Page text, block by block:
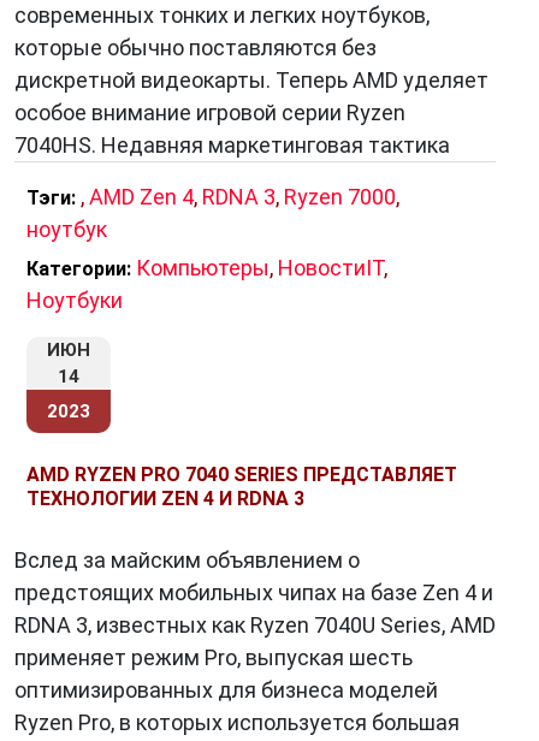
современных тонких и легких ноутбуков,
которые обычно поставляются без
дискретной видеокарты. Теперь AMD уделяет
особое внимание игровой серии Ryzen
7040HS. Недавняя маркетинговая тактика
Тэги: ,AMD Zen 4, RDNA 3, Ryzen 7000,
ноутбук
Категории: Компьютеры, НовостиIT,
Ноутбуки
ИЮН
14
2023
AMD RYZEN PRO 7040 SERIES ПРЕДСТАВЛЯЕТ
ТЕХНОЛОГИИ ZEN 4 И RDNA 3
Вслед за майским объявлением о
предстоящих мобильных чипах на базе Zen 4 и
RDNA 3, известных как Ryzen 7040U Series, AMD
применяет режим Pro, выпуская шесть
оптимизированных для бизнеса моделей
Ryzen Pro, в которых используется большая